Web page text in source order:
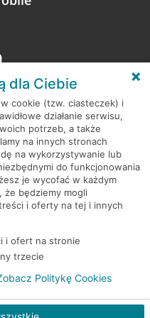
Wszelkie prawa zastrzeżone
dla Ciebie
cookie (tzw. ciasteczek) i
działanie serwisu,
potrzeb, a także
na innych stronach
na wykorzystywanie lub
do funkcjonowania
je wycofać w każdym
że będziemy mogli
i oferty na tej i innych
i ofert na stronie
trzecie
Politykę Cookies